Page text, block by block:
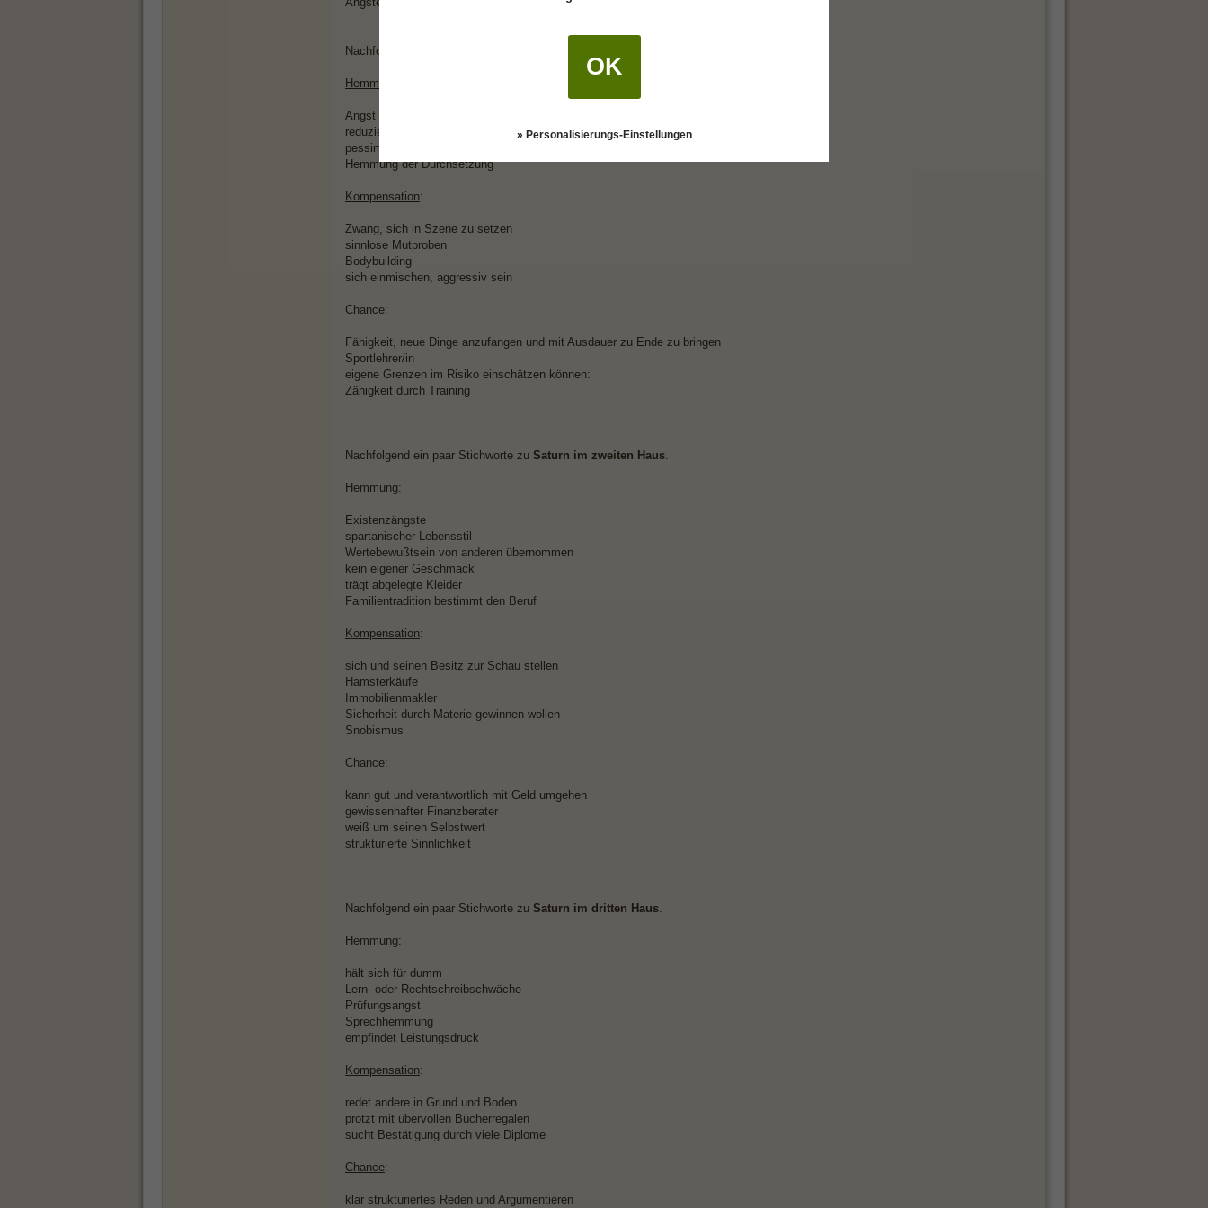
Nachfolgend ein paar Stichworte zu
Hemmung
Angst vor Neuanfängen
reduzierter Körperausdruck
pessimistische Ausstrahlung
Hemmung der Durchsetzung
Kompensation:
Zwang, sich in Szene zu setzen
sinnlose Mutproben
Bodybuilding
sich einmischen, aggressiv sein
Chance:
Fähigkeit, neue Dinge anzufangen und mit Ausdauer zu Ende zu bringen
Sportlehrer/in
eigene Grenzen im Risiko einschätzen können:
Zähigkeit durch Training
Nachfolgend ein paar Stichworte zu Saturn im zweiten Haus.
Hemmung:
Existenzängste
spartanischer Lebensstil
Wertebewußtsein von anderen übernommen
kein eigener Geschmack
trägt abgelegte Kleider
Familientradition bestimmt den Beruf
Kompensation:
sich und seinen Besitz zur Schau stellen
Hamsterkäufe
Immobilienmakler
Sicherheit durch Materie gewinnen wollen
Snobismus
Chance:
kann gut und verantwortlich mit Geld umgehen
gewissenhafter Finanzberater
weiß um seinen Selbstwert
strukturierte Sinnlichkeit
Nachfolgend ein paar Stichworte zu Saturn im dritten Haus.
Hemmung:
hält sich für dumm
Lern- oder Rechtschreibschwäche
Prüfungsangst
Sprechhemmung
empfindet Leistungsdruck
Kompensation:
redet andere in Grund und Boden
protzt mit übervollen Bücherregalen
sucht Bestätigung durch viele Diplome
Chance:
klar strukturiertes Reden und Argumentieren
OK
» Personalisierungs-Einstellungen